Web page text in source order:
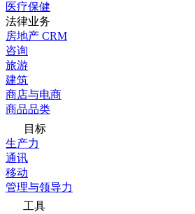
医疗保健
法律业务
房地产 CRM
咨询
旅游
建筑
商店与电商
商品品类
目标
生产力
通讯
移动
管理与领导力
工具